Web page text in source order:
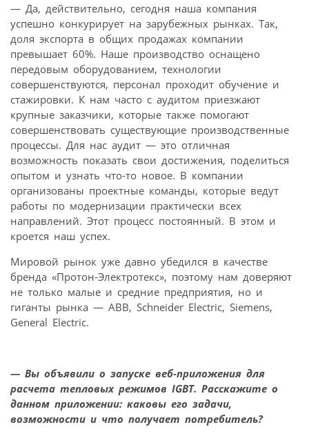
— Да, действительно, сегодня наша компания
успешно конкурирует на зарубежных рынках. Так,
доля экспорта в общих продажах компании
превышает 60%. Наше производство оснащено
передовым оборудованием, технологии
совершенствуются, персонал проходит обучение и
стажировки. К нам часто с аудитом приезжают
крупные заказчики, которые также помогают
совершенствовать существующие производственные
процессы. Для нас аудит — это отличная
возможность показать свои достижения, поделиться
опытом и узнать что-то новое. В компании
организованы проектные команды, которые ведут
работы по модернизации практически всех
направлений. Этот процесс постоянный. В этом и
кроется наш успех.
Мировой рынок уже давно убедился в качестве
бренда «Протон-Электротекс», поэтому нам доверяют
не только малые и средние предприятия, но и
гиганты рынка — ABB, Schneider Electric, Siemens,
General Electric.
— Вы объявили о запуске веб-приложения для
расчета тепловых режимов IGBT. Расскажите о
данном приложении: каковы его задачи,
возможности и что получает потребитель?